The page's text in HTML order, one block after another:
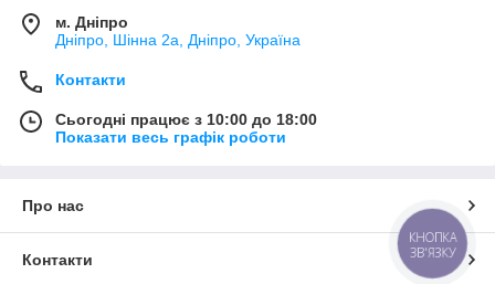
м. Дніпро
Дніпро, Шінна 2а, Дніпро, Україна
Контакти
Сьогодні працює з 10:00 до 18:00
Показати весь графік роботи
Про нас
Контакти
КНОПКА
ЗВ'ЯЗКУ